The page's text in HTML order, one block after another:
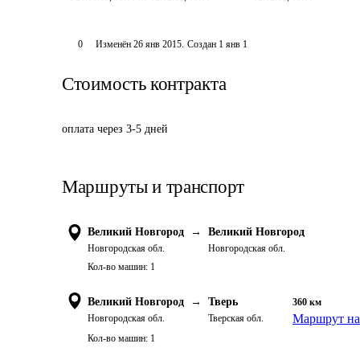
0 Изменён 26 янв 2015. Создан 1 янв 1
Стоимость контракта
оплата через 3-5 дней
Маршруты и транспорт
Великий Новгород →
Новгородская обл.
Великий Новгород
Новгородская обл.
Кол-во машин: 1
Великий Новгород →
Новгородская обл.
Тверь
Тверская обл.
360 км
Маршрут на
Кол-во машин: 1